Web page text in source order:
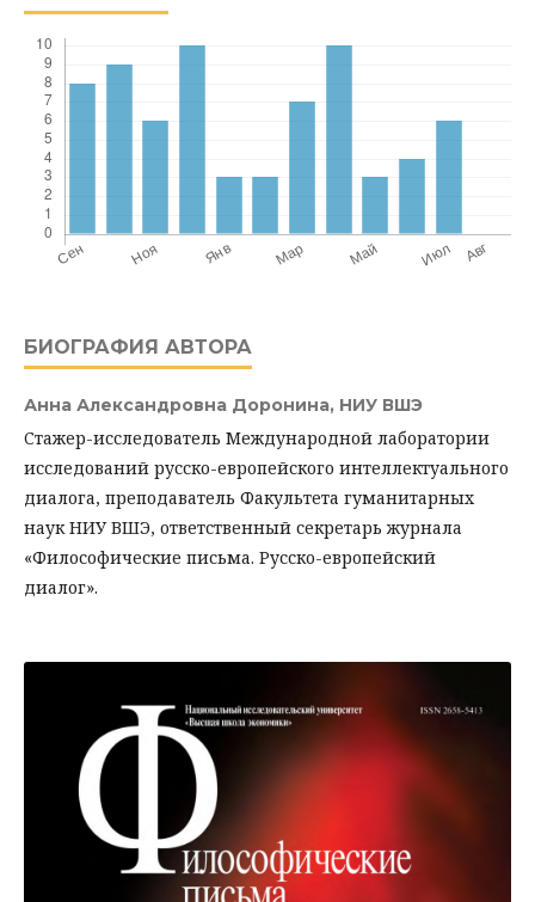
БИОГРАФИЯ АВТОРА
Анна Александровна Доронина, НИУ ВШЭ
Cтажер-исследователь Международной лаборатории
исследований русско-европейского интеллектуального
диалога, преподаватель Факультета гуманитарных
наук НИУ ВШЭ, ответственный секретарь журнала
«Философические письма. Русско-европейский
диалог».